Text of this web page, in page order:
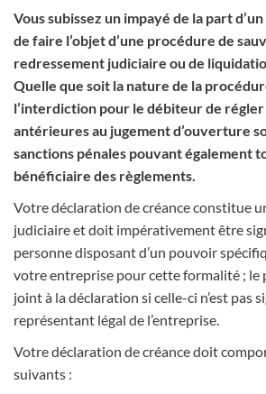
Vous subissez un impayé de la part
de faire l’objet d’une procédure de
redressement judiciaire ou de
Quelle que soit la nature de la
l’interdiction pour le débiteur de
antérieures au jugement d’ouverture
sanctions pénales pouvant également
bénéficiaire des règlements.
Votre déclaration de créance constitue
judiciaire et doit impérativement être
personne disposant d’un pouvoir
votre entreprise pour cette formalité ;
joint à la déclaration si celle-ci n’est pas
représentant légal de l’entreprise.
Votre déclaration de créance doit
suivants :